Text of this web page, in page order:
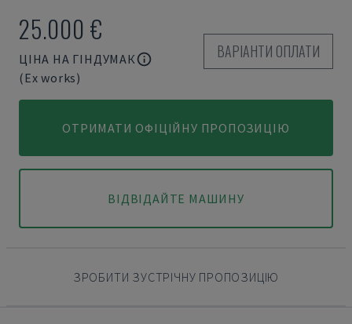
25.000 €
ЦІНА НА ГІНДУМАК
(Ex works)
ВАРІАНТИ ОПЛАТИ
ОТРИМАТИ ОФІЦІЙНУ ПРОПОЗИЦІЮ
ВІДВІДАЙТЕ МАШИНУ
ЗРОБИТИ ЗУСТРІЧНУ ПРОПОЗИЦІЮ